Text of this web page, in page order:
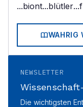
...biont...blütler
WAHRIG
NEWSLETTER
Die wichtigsten